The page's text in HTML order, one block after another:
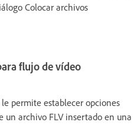
Colocar archivos
flujo de vídeo
permite establecer opciones
un archivo FLV insertado en una